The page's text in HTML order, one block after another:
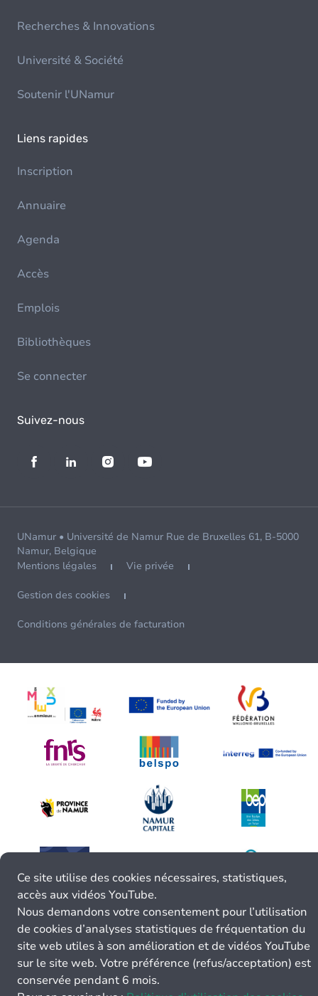
Recherches & Innovations
Université & Société
Soutenir l'UNamur
Liens rapides
Inscription
Annuaire
Agenda
Accès
Emplois
Bibliothèques
Se connecter
Suivez-nous
UNamur • Université de Namur Rue de Bruxelles 61, B-5000
Namur, Belgique
Mentions légales
Vie privée
Gestion des cookies
Conditions générales de facturation
Ce site utilise des cookies nécessaires, statistiques,
accès aux vidéos YouTube.
Nous demandons votre consentement pour l’utilisation
de cookies d’analyses statistiques de fréquentation du
site web utiles à son amélioration et de vidéos YouTube
sur le site web. Votre préférence (refus/acceptation) est
conservée pendant 6 mois.